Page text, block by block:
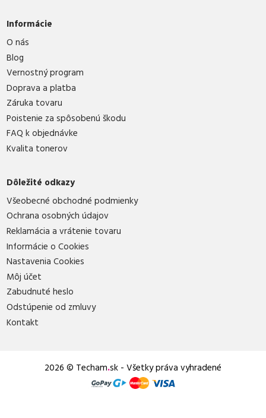
Informácie
O nás
Blog
Vernostný program
Doprava a platba
Záruka tovaru
Poistenie za spôsobenú škodu
FAQ k objednávke
Kvalita tonerov
Dôležité odkazy
Všeobecné obchodné podmienky
Ochrana osobných údajov
Reklamácia a vrátenie tovaru
Informácie o Cookies
Nastavenia Cookies
Môj účet
Zabudnuté heslo
Odstúpenie od zmluvy
Kontakt
2026 © Techam.sk - Všetky práva vyhradené